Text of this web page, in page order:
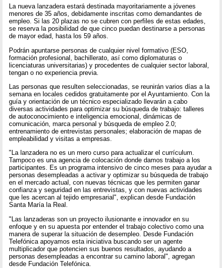
La nueva lanzadera estará destinada mayoritariamente a jóvenes
menores de 35 años, debidamente inscritas como demandantes de
empleo. Si las 20 plazas no se cubren con perfiles de estas edades,
se reserva la posibilidad de que cinco puedan destinarse a personas
de mayor edad, hasta los 59 años.
Podrán apuntarse personas de cualquier nivel formativo (ESO,
formación profesional, bachillerato, así como diplomaturas o
licenciaturas universitarias) y procedentes de cualquier sector laboral,
tengan o no experiencia previa.
Las personas que resulten seleccionadas, se reunirán varios días a la
semana en locales cedidos gratuitamente por el Ayuntamiento. Con la
guía y orientación de un técnico especializado llevarán a cabo
diversas actividades para optimizar su búsqueda de trabajo: talleres
de autoconocimiento e inteligencia emocional, dinámicas de
comunicación, marca personal y búsqueda de empleo 2.0;
entrenamiento de entrevistas personales; elaboración de mapas de
empleabilidad y visitas a empresas.
"La lanzadera no es un mero curso para actualizar el currículum.
Tampoco es una agencia de colocación donde damos trabajo a los
participantes. Es un programa intensivo de cinco meses para ayudar a
personas desempleadas a activar y optimizar su búsqueda de trabajo
en el mercado actual, con nuevas técnicas que les permiten ganar
confianza y seguridad en las entrevistas, y con nuevas actividades
que les acercan al tejido empresarial", explican desde Fundación
Santa María la Real.
"Las lanzaderas son un proyecto ilusionante e innovador en su
enfoque y en su apuesta por entender el trabajo colectivo como una
manera de superar la situación de desempleo. Desde Fundación
Telefónica apoyamos esta iniciativa buscando ser un agente
multiplicador que potencien sus buenos resultados, ayudando a
personas desempleadas a encontrar su camino laboral", agregan
desde Fundación Telefónica.